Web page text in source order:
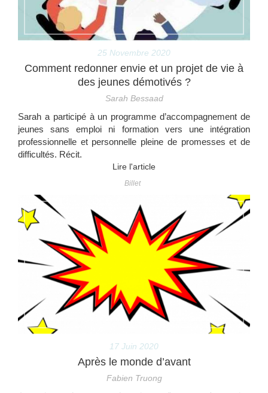
25 Novembre 2020
Comment redonner envie et un projet de vie à
des jeunes démotivés ?
Sarah Bessaad
Sarah a participé à un programme d’accompagnement de
jeunes sans emploi ni formation vers une intégration
professionnelle et personnelle pleine de promesses et de
difficultés. Récit.
Lire l'article
Billet
17 Juin 2020
Après le monde d’avant
Fabien Truong